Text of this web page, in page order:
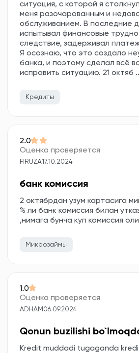
ситуация, с которой я
меня разочарованным и
обслуживанием. В последние
испытывал финансовые
следствие, задерживал
Я осознаю, что это создало
банка, и поэтому сделал всё
исправить ситуацию. 21 октяб
Кредиты
2.0
Оценка проверяется
FIRUZA17.10.2024
банк комиссия
2 октябрдан узум картасига
% ли банк комиссия билан
,нимага бунча куп комиссия
Микрозаймы
1.0
Оценка проверяется
ADHAM 06.09.2024
Qonun buzilishi
Kredit muddadi tugaganda